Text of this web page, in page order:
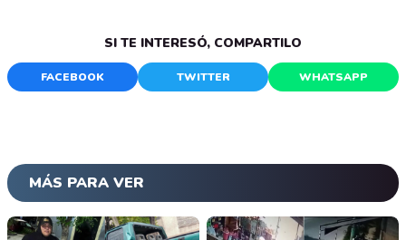
SI TE INTERESÓ, COMPARTILO
FACEBOOK TWITTER WHATSAPP
MÁS PARA VER